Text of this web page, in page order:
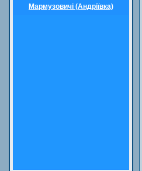
Мармузовичі (Андріївка)